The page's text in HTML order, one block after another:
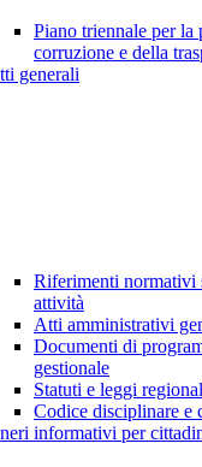
Piano triennale per la
corruzione e della
generali
Riferimenti normativi
attività
Atti amministrativi
Documenti di
gestionale
Statuti e leggi
Codice disciplinare e
informativi per